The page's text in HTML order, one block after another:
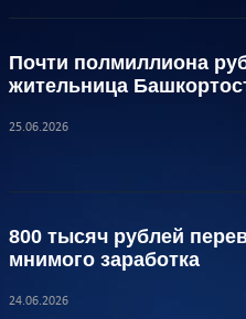
Почти полмиллиона
жительница
25.06.2026
800 тысяч рублей
мнимого заработка
24.06.2026